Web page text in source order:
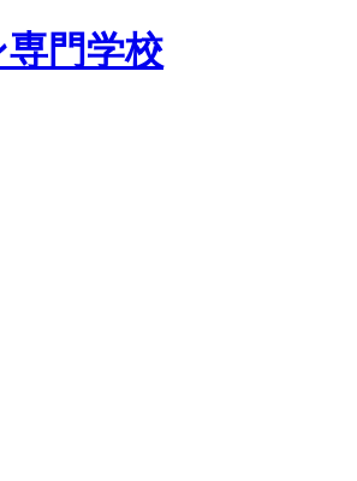
門学校